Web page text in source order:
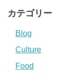
カテゴリー
Blog
Culture
Food